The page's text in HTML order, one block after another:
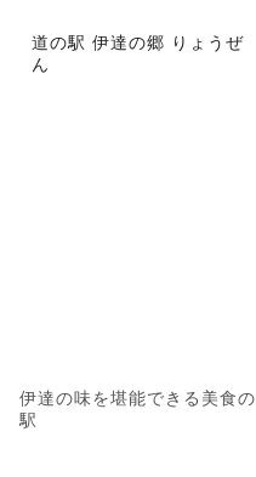
道の駅 伊達の郷 りょうぜ
ん
伊達の味を堪能できる美食の
駅